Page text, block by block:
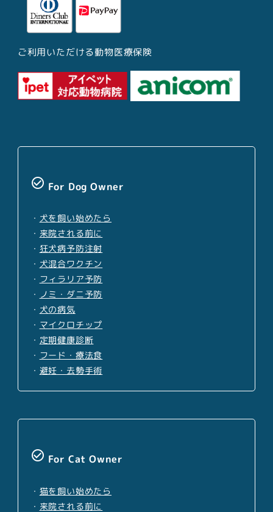
ご利用いただける動物医療保険
check_circle_outline For Dog Owner
・ 犬を飼い始めたら
・ 来院される前に
・ 狂犬病予防注射
・ 犬混合ワクチン
・ フィラリア予防
・ ノミ・ダニ予防
・ 犬の病気
・ マイクロチップ
・ 定期健康診断
・ フード・療法食
・ 避妊・去勢手術
check_circle_outline For Cat Owner
・ 猫を飼い始めたら
・ 来院される前に